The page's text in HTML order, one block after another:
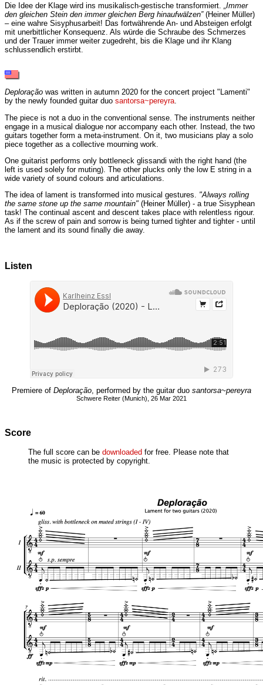
Die Idee der Klage wird ins musikalisch-gestische transformiert.
„Immer
den gleichen Stein den immer gleichen Berg hinaufwälzen”(Heiner Müller)
– eine wahre Sisyphusarbeit! Das fortwährende An- und Absteigen erfolgt
mit unerbittlicher Konsequenz. Als würde die Schraube des Schmerzes
und der Trauer immer weiter zugedreht, bis die Klage und ihr Klang
schlussendlich erstirbt.
Deploração was written in autumn 2020 for the concert project "Lamenti"
by the newly founded guitar duo santorsa~pereyra.
The piece is not a duo in the conventional sense. The instruments neither
engage in a musical dialogue nor accompany each other. Instead, the two
guitars together form a meta-instrument. On it, two musicians play a solo
piece together as a collective mourning work.
One guitarist performs only bottleneck glissandi with the right hand (the
left is used solely for muting). The other plucks only the low E string in a
wide variety of sound colours and articulations.
The idea of lament is transformed into musical gestures. "Always rolling
the same stone up the same mountain" (Heiner Müller) - a true Sisyphean
task! The continual ascent and descent takes place with relentless rigour.
As if the screw of pain and sorrow is being turned tighter and tighter - until
the lament and its sound finally die away.
Listen
Premiere of Deploração , performed by the guitar duo santorsa~pereyra
Schwere Reiter (Munich), 26 Mar 2021
Score
The full score can be downloaded for free. Please note that
the music is protected by copyright.